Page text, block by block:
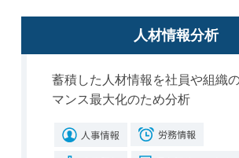
人材情報分析
蓄積した人材情報を社員や組織
マンス最大化のため分析